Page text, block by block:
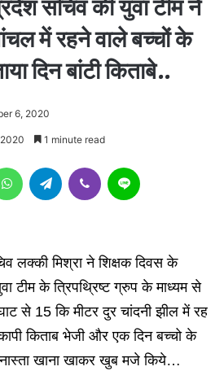
सचिव की युवा टीम ने
में रहने वाले बच्चों के
दिन बांटी किताबे..
6, 2020
1 minute read
WhatsAppTelegram Viber
लक्की मिश्रा ने शिक्षक दिवस के
टीम के त्रिपथ्रिष्ट ग्रुप के माध्यम से
से 15 कि मीटर दुर चांदनी झील में रह
किताब भेजी और एक दिन बच्चो के
खाना खाकर खुब मजे किये…